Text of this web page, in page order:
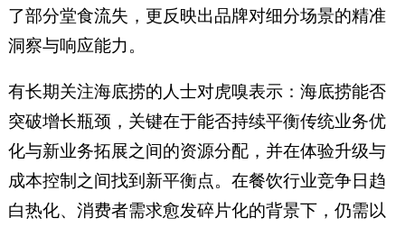
了部分堂食流失，更反映出品牌对细分场景的精准
洞察与响应能力。
有长期关注海底捞的人士对虎嗅表示：海底捞能否
突破增长瓶颈，关键在于能否持续平衡传统业务优
化与新业务拓展之间的资源分配，并在体验升级与
成本控制之间找到新平衡点。在餐饮行业竞争日趋
白热化、消费者需求愈发碎片化的背景下，仍需以